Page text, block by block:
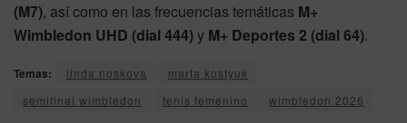
(M7), así como en las frecuencias temáticas M+
Wimbledon UHD (dial 444)y M+ Deportes 2 (dial 64).
Temas: linda noskova
marta kostyuk
semifinal wimbledon
tenis femenino wimbledon 2026